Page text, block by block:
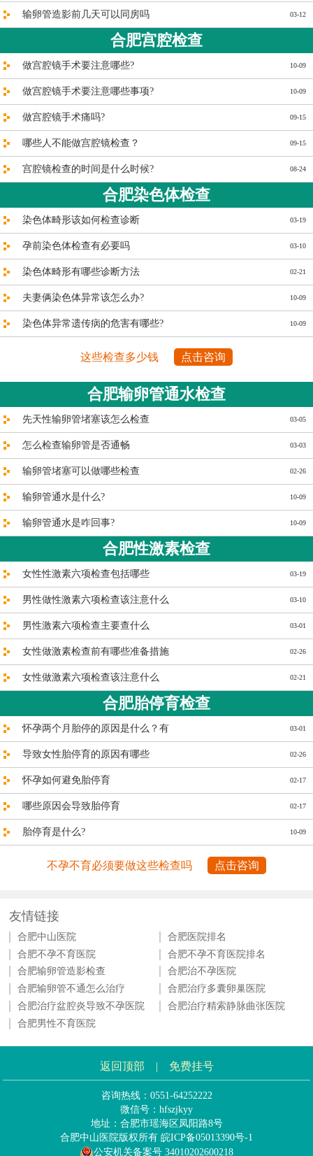
03-12
输卵管造影前几天可以同房吗
合肥宫腔检查
10-09
做宫腔镜手术要注意哪些?
10-09
做宫腔镜手术要注意哪些事项?
09-15
做宫腔镜手术痛吗?
09-15
哪些人不能做宫腔镜检查？
08-24
宫腔镜检查的时间是什么时候?
合肥染色体检查
03-19
染色体畸形该如何检查诊断
03-10
孕前染色体检查有必要吗
02-21
染色体畸形有哪些诊断方法
10-09
夫妻俩染色体异常该怎么办?
10-09
染色体异常遗传病的危害有哪些?
这些检查多少钱 点击咨询
合肥输卵管通水检查
03-05
先天性输卵管堵塞该怎么检查
03-03
怎么检查输卵管是否通畅
02-26
输卵管堵塞可以做哪些检查
10-09
输卵管通水是什么?
10-09
输卵管通水是咋回事?
合肥性激素检查
03-19
女性性激素六项检查包括哪些
03-10
男性做性激素六项检查该注意什么
03-01
男性激素六项检查主要查什么
02-26
女性做激素检查前有哪些准备措施
02-21
女性做激素六项检查该注意什么
合肥胎停育检查
03-01
怀孕两个月胎停的原因是什么？有
02-26
导致女性胎停育的原因有哪些
02-17
怀孕如何避免胎停育
02-17
哪些原因会导致胎停育
10-09
胎停育是什么?
不孕不育必须要做这些检查吗 点击咨询
友情链接
合肥中山医院
合肥医院排名
合肥不孕不育医院
合肥不孕不育医院排名
合肥输卵管造影检查
合肥治不孕医院
合肥输卵管不通怎么治疗
合肥治疗多囊卵巢医院
合肥治疗盆腔炎导致不孕医院
合肥治疗精索静脉曲张医院
合肥男性不育医院
返回顶部 | 免费挂号
咨询热线：0551-64252222
微信号：hfszjkyy
地址：合肥市瑶海区凤阳路8号
合肥中山医院版权所有 皖ICP备05013390号-1
公安机关备案号 34010202600218